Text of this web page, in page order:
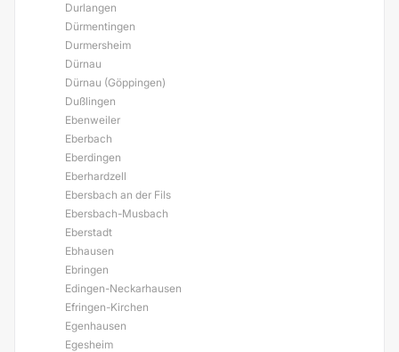
Durlangen
Dürmentingen
Durmersheim
Dürnau
Dürnau (Göppingen)
Dußlingen
Ebenweiler
Eberbach
Eberdingen
Eberhardzell
Ebersbach an der Fils
Ebersbach-Musbach
Eberstadt
Ebhausen
Ebringen
Edingen-Neckarhausen
Efringen-Kirchen
Egenhausen
Egesheim